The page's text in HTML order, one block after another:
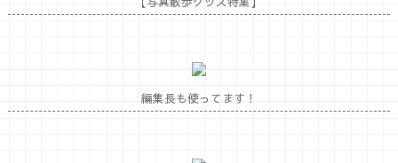
編集長も使ってます！